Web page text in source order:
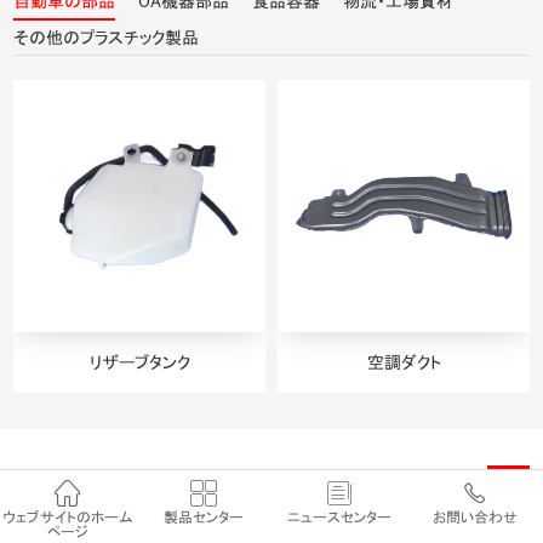
その他のプラスチック製品
リザーブタンク 空調ダクト
技術サポート

ウェブサイトのホーム
ページ

製品センター

ニュースセンター

お問い合わせ